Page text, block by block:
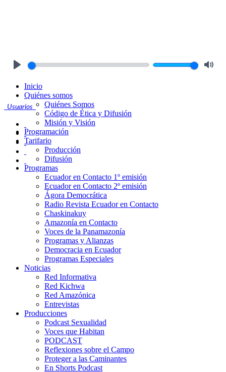
Usuarios
Inicio
Quiénes somos
Quiénes Somos
Código de Ética y Difusión
Misión y Visión
Programación
Tarifario
Producción
Difusión
Programas
Ecuador en Contacto 1º emisión
Ecuador en Contacto 2º emisión
Ágora Democrática
Radio Revista Ecuador en Contacto
Chaskinakuy
Amazonía en Contacto
Voces de la Panamazonía
Programas y Alianzas
Democracia en Ecuador
Programas Especiales
Noticias
Red Informativa
Red Kichwa
Red Amazónica
Entrevistas
Producciones
Podcast Sexualidad
Voces que Habitan
PODCAST
Reflexiones sobre el Campo
Proteger a las Caminantes
En Shorts Podcast